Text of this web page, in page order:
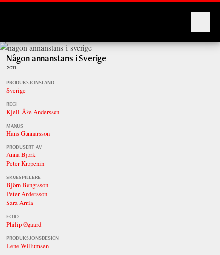
Någon annanstans i Sverige
2011
PRODUKSJONSLAND
Sverige
REGI
Kjell-Åke Andersson
MANUS
Hans Gunnarsson
PRODUSERT AV
Anna Björk
Peter Kropenin
SKUESPILLERE
Björn Bengtsson
Peter Andersson
Sara Arnia
FOTO
Philip Øgaard
PRODUKSJONSDESIGN
Lene Willumsen